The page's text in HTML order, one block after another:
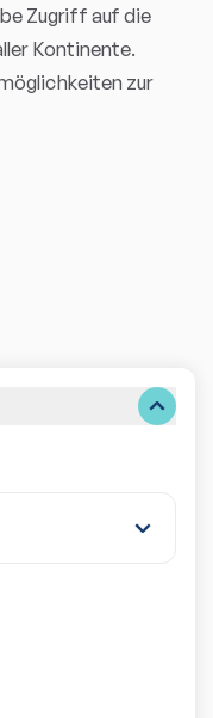
Zugriff auf die
Kontinente.
zur